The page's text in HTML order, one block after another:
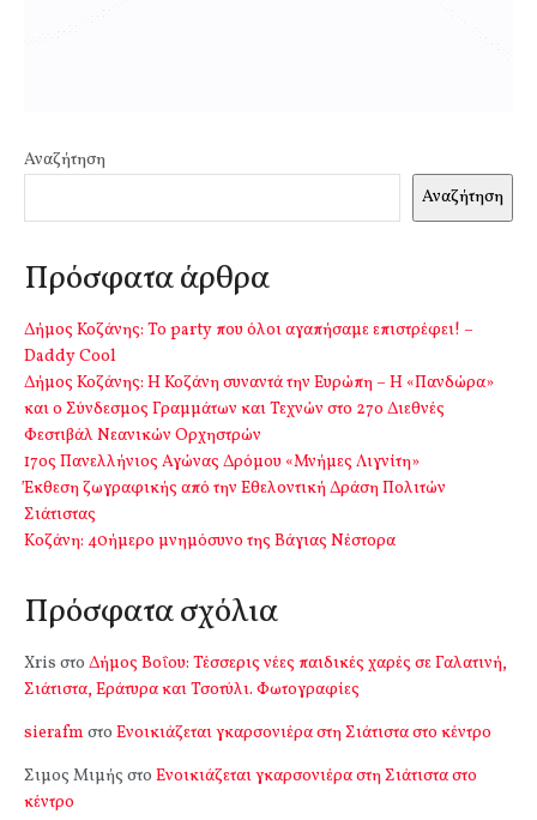
Αναζήτηση
Αναζήτηση
Πρόσφατα άρθρα
Δήμος Κοζάνης: Το party που όλοι αγαπήσαμε επιστρέφει! –
Daddy Cool
Δήμος Κοζάνης: Η Κοζάνη συναντά την Ευρώπη – Η «Πανδώρα»
και ο Σύνδεσμος Γραμμάτων και Τεχνών στο 27ο Διεθνές
Φεστιβάλ Νεανικών Ορχηστρών
17ος Πανελλήνιος Αγώνας Δρόμου «Μνήμες Λιγνίτη»
Έκθεση ζωγραφικής από την Εθελοντική Δράση Πολιτών
Σιάτιστας
Kοζάνη: 40ήμερο μνημόσυνο της Βάγιας Νέστορα
Πρόσφατα σχόλια
Xris στο Δήμος Βοΐου: Τέσσερις νέες παιδικές χαρές σε Γαλατινή,
Σιάτιστα, Εράτυρα και Τσοτύλι. Φωτογραφίες
sierafm στο Ενοικιάζεται γκαρσονιέρα στη Σιάτιστα στο κέντρο
Σιμος Μιμής στο Ενοικιάζεται γκαρσονιέρα στη Σιάτιστα στο
κέντρο